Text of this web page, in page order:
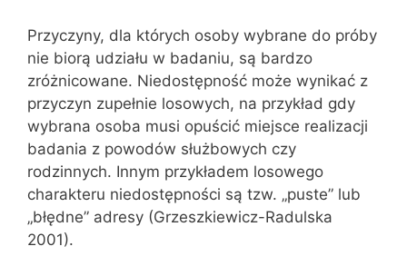
Przyczyny, dla których osoby wybrane do próby
nie biorą udziału w badaniu, są bardzo
zróżnicowane. Niedostępność może wynikać z
przyczyn zupełnie losowych, na przykład gdy
wybrana osoba musi opuścić miejsce realizacji
badania z powodów służbowych czy
rodzinnych. Innym przykładem losowego
charakteru niedostępności są tzw. „puste” lub
„błędne” adresy (Grzeszkiewicz-Radulska
2001).